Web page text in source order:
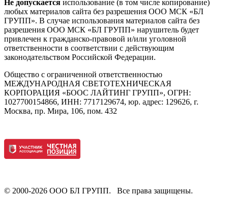
Не допускается использование (в том числе копирование)
любых материалов сайта без разрешения ООО МСК «БЛ
ГРУПП». В случае использования материалов сайта без
разрешения ООО МСК «БЛ ГРУПП» нарушитель будет
привлечен к гражданско-правовой и/или уголовной
ответственности в соответствии с действующим
законодательством Российской Федерации.
Общество с ограниченной ответственностью
МЕЖДУНАРОДНАЯ СВЕТОТЕХНИЧЕСКАЯ
КОРПОРАЦИЯ «БООС ЛАЙТИНГ ГРУПП», ОГРН:
1027700154866, ИНН: 7717129674, юр. адрес: 129626, г.
Москва, пр. Мира, 106, пом. 432
© 2000-2026 ООО БЛ ГРУПП. Все права защищены.